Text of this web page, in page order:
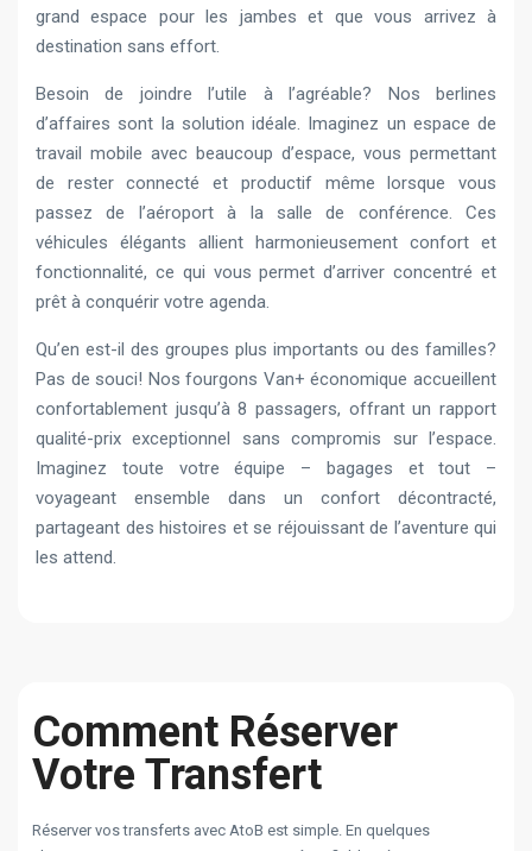
grand espace pour les jambes et que vous arrivez à
destination sans effort.
Besoin de joindre l’utile à l’agréable? Nos berlines
d’affaires sont la solution idéale. Imaginez un espace de
travail mobile avec beaucoup d’espace, vous permettant
de rester connecté et productif même lorsque vous
passez de l’aéroport à la salle de conférence. Ces
véhicules élégants allient harmonieusement confort et
fonctionnalité, ce qui vous permet d’arriver concentré et
prêt à conquérir votre agenda.
Qu’en est-il des groupes plus importants ou des familles?
Pas de souci! Nos fourgons Van+ économique accueillent
confortablement jusqu’à 8 passagers, offrant un rapport
qualité-prix exceptionnel sans compromis sur l’espace.
Imaginez toute votre équipe – bagages et tout –
voyageant ensemble dans un confort décontracté,
partageant des histoires et se réjouissant de l’aventure qui
les attend.
Comment Réserver
Votre Transfert
Réserver vos transferts avec AtoB est simple. En quelques